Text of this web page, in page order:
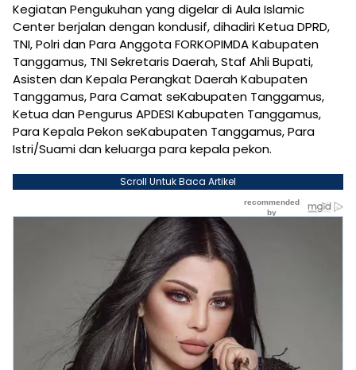
Kegiatan Pengukuhan yang digelar di Aula Islamic
Center berjalan dengan kondusif, dihadiri Ketua DPRD,
TNI, Polri dan Para Anggota FORKOPIMDA Kabupaten
Tanggamus, TNI Sekretaris Daerah, Staf Ahli Bupati,
Asisten dan Kepala Perangkat Daerah Kabupaten
Tanggamus, Para Camat seKabupaten Tanggamus,
Ketua dan Pengurus APDESI Kabupaten Tanggamus,
Para Kepala Pekon seKabupaten Tanggamus, Para
Istri/Suami dan keluarga para kepala pekon.
Scroll Untuk Baca Artikel